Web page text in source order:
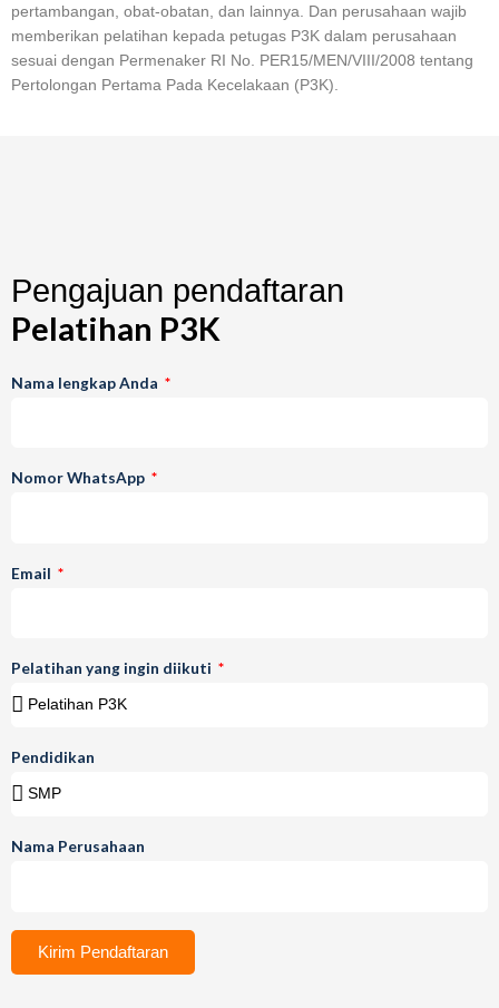
pertambangan, obat-obatan, dan lainnya. Dan perusahaan wajib
memberikan pelatihan kepada petugas P3K dalam perusahaan
sesuai dengan Permenaker RI No. PER15/MEN/VIII/2008 tentang
Pertolongan Pertama Pada Kecelakaan (P3K).
Pengajuan pendaftaran
Pelatihan P3K
Nama lengkap Anda
Nomor WhatsApp
Email
Pelatihan yang ingin diikuti
Pendidikan
Nama Perusahaan
Kirim Pendaftaran